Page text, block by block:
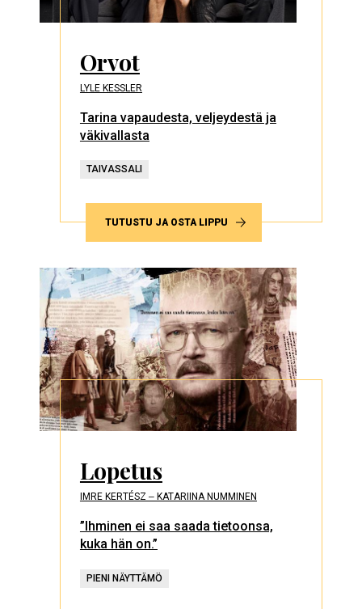
Orvot
LYLE KESSLER
Tarina vapaudesta, veljeydestä ja
väkivallasta
TAIVASSALI
TUTUSTU JA OSTA LIPPU
Lopetus
IMRE KERTÉSZ ‒ KATARIINA NUMMINEN
”Ihminen ei saa saada tietoonsa,
kuka hän on.”
PIENI NÄYTTÄMÖ